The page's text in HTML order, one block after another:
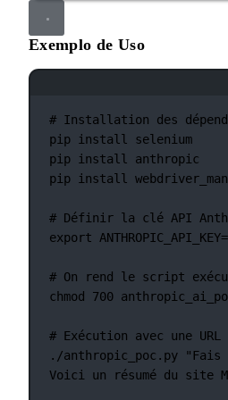
Exemplo de Uso
# Installation des
pip
install
selenium
pip
install
anthropic
pip
install
# Définir la clé API
export ANTHROPIC_API_KEY=
# On rend le script
chmod
700
# Exécution avec une URL
./anthropic_poc.py
"Fais
Voici
un résumé du site